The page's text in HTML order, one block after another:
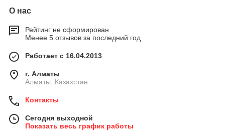
О нас
Рейтинг не сформирован
Менее 5 отзывов за последний год
Работает с 16.04.2013
г. Алматы
Алматы, Казахстан
Контакты
Сегодня выходной
Показать весь график работы